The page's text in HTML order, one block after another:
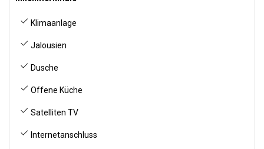
Klimaanlage
Jalousien
Dusche
Offene Küche
Satelliten TV
Internetanschluss